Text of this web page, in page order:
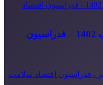
جشنواره امین‌الضرب 1402 – فدراسیون